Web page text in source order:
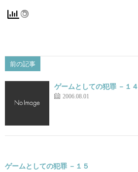
前の記事
ゲームとしての犯罪 －１４
2006.08.01
ゲームとしての犯罪 －１５